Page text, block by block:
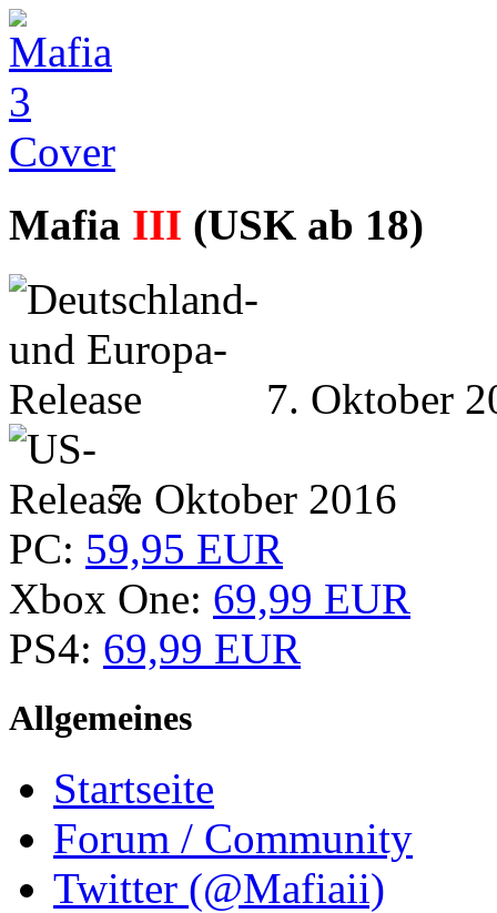
Mafia III (USK ab 18)
7. Oktober
7. Oktober 2016
PC: 59,95 EUR
Xbox One: 69,99 EUR
PS4: 69,99 EUR
Allgemeines
Startseite
Forum / Community
Twitter (@Mafiaii)